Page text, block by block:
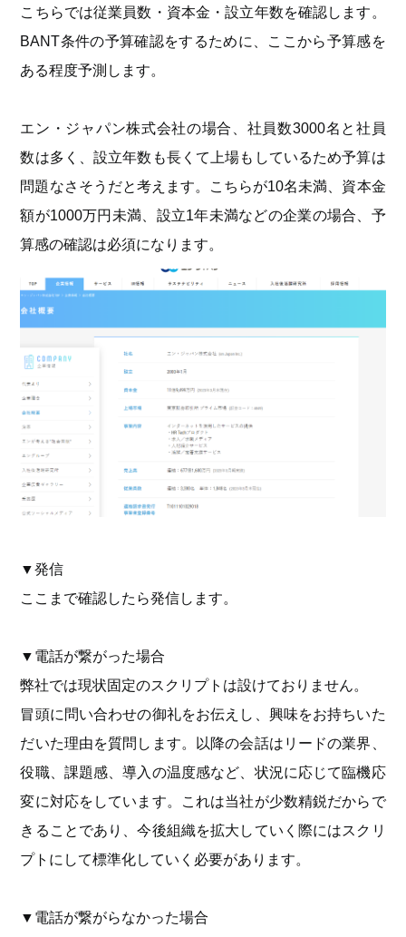
こちらでは従業員数・資本金・設立年数を確認します。
BANT条件の予算確認をするために、ここから予算感を
ある程度予測します。
エン・ジャパン株式会社の場合、社員数3000名と社員
数は多く、設立年数も長くて上場もしているため予算は
問題なさそうだと考えます。こちらが10名未満、資本金
額が1000万円未満、設立1年未満などの企業の場合、予
算感の確認は必須になります。
▼発信
ここまで確認したら発信します。
▼電話が繋がった場合
弊社では現状固定のスクリプトは設けておりません。
冒頭に問い合わせの御礼をお伝えし、興味をお持ちいた
だいた理由を質問します。以降の会話はリードの業界、
役職、課題感、導入の温度感など、状況に応じて臨機応
変に対応をしています。これは当社が少数精鋭だからで
きることであり、今後組織を拡大していく際にはスクリ
プトにして標準化していく必要があります。
▼電話が繋がらなかった場合